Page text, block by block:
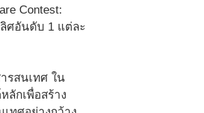
Contest:
ศอันดับ 1 แต่ละ
รสนเทศ ใน
ลักเพื่อสร้าง